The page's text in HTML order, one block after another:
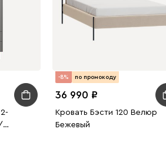
-8% по промокоду
36 990
Кровать Бэсти 120 Велюр
Бежевый